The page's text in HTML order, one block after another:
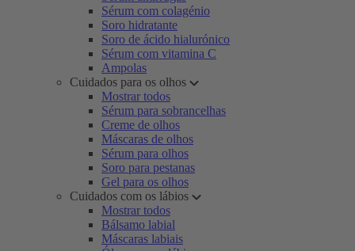
Sérum com colagénio
Soro hidratante
Soro de ácido hialurónico
Sérum com vitamina C
Ampolas
Cuidados para os olhos
Mostrar todos
Sérum para sobrancelhas
Creme de olhos
Máscaras de olhos
Sérum para olhos
Soro para pestanas
Gel para os olhos
Cuidados com os lábios
Mostrar todos
Bálsamo labial
Máscaras labiais